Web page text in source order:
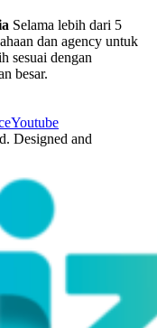
Selama lebih dari 5
dan agency untuk
sesuai dengan
besar.
Youtube
Designed and